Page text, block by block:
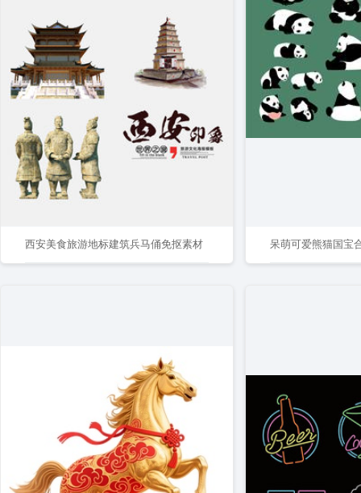
西安美食旅游地标建筑兵马俑免抠素材 呆萌可爱熊猫国宝